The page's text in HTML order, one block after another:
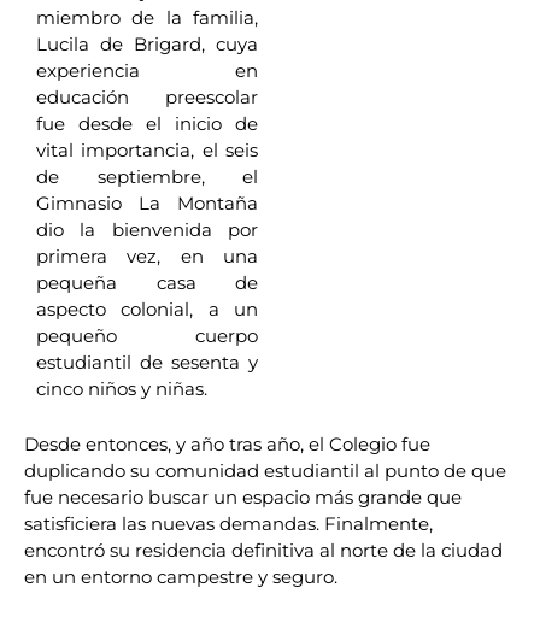
miembro de la familia,
Lucila de Brigard, cuya
experiencia en
educación preescolar
fue desde el inicio de
vital importancia, el seis
de septiembre, el
Gimnasio La Montaña
dio la bienvenida por
primera vez, en una
pequeña casa de
aspecto colonial, a un
pequeño cuerpo
estudiantil de sesenta y
cinco niños y niñas.
Desde entonces, y año tras año, el Colegio fue
duplicando su comunidad estudiantil al punto de que
fue necesario buscar un espacio más grande que
satisficiera las nuevas demandas. Finalmente,
encontró su residencia definitiva al norte de la ciudad
en un entorno campestre y seguro.